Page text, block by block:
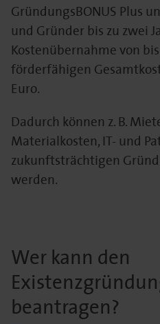
GründungsBONUS Plus
und Gründer bis zu zwei
Kostenübernahme von
förderfähigen
Euro.
Dadurch können z. B.
Materialkosten, IT- und
zukunftsträchtigen
werden.
Wer kann den
beantragen?